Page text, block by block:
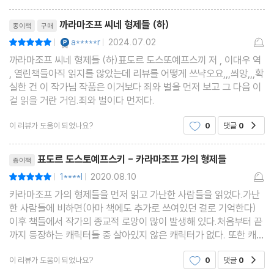
종이책 구매 까라마조프 씨네 형제들 (하)
| a*****r | 2024.07.02
까라마조프 씨네 형제들 (하)표도르 도스또예프스끼 저 , 이대우 역
, 열린책들아직 읽지를 않았는데 리뷰를 어떻게 쓰냑오요,,,씌앙,,,확
실한 건 이 작가님 작품은 이거보다 죄와 벌을 먼저 보고 그 다음 이
걸 읽을 거란 거임.죄와 벌이다 먼저다.
이 리뷰가 도움이 되었나요? 0 댓글 0
종이책 표도르 도스토예프스키 - 카라마조프 가의 형제들
| 1****l | 2020.08.10
카라마조프 가의 형제들을 먼저 읽고 가난한 사람들을 읽었다.가난
한 사람들에 비하면(아마 책에도 추가로 쓰여있던 걸로 기억한다)
이후 책들에서 작가의 종교적 로망이 많이 발생해 있다.처음부터 끝
까지 등장하는 캐릭터들 중 살아있지 않은 캐릭터가 없다. 또한 캐릭
터를 관찰하면서 필연적으로 생겨나는 부끄러움도 처녀작에 비해
많아졌다. 분량적으로도 그렇다.(가난한 사람들이
이 리뷰가 도움이 되었나요? 0 댓글 0